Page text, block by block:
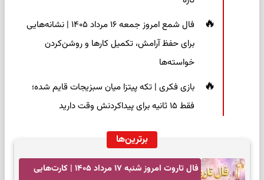
فال شمع امروز جمعه ۱۶ مرداد ۱۴۰۵ | نشانه‌هایی
برای حفظ آرامش، تکمیل کارها و روشن‌کردن
خواسته‌ها
بازی فکری | تکه پیتزا میان سبزیجات قایم شده؛
فقط ۱۵ ثانیه برای پیداکردنش وقت دارید
برترین‌ها
فال تاروت امروز شنبه ۱۷ مرداد ۱۴۰۵ | کارت‌هایی